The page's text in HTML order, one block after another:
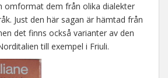
omformat dem från olika dialekter
Just den här sagan är hämtad från
det finns också varianter av den
till exempel i Friuli.